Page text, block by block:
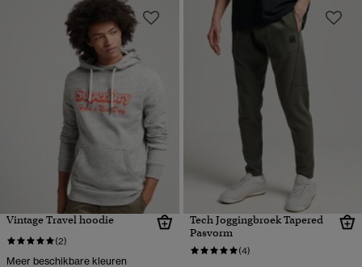
Vintage Travel hoodie
(2)
Meer beschikbare kleuren
Tech Joggingbroek Tapered
Pasvorm
(4)